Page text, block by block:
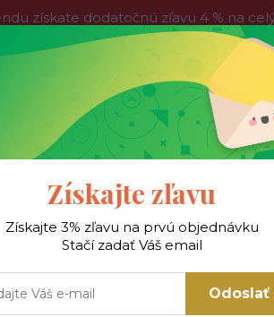
získate dodatočnú zľavu 4 % na
tak neváhajte a nakúpte výhodnejšie
Hľadať
stoly Jedálenské stoličky
TOLEDO 3 stolička čierna / čal. velvet
Získajte zľavu
Získajte 3% zľavu na prvú objednávku
Stačí zadať Váš email
Odoslať